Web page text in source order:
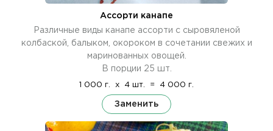
Ассорти канапе
Различные виды канапе ассорти с сыровяленой
колбаской, балыком, окороком в сочетании свежих и
маринованных овощей.
В порции 25 шт.
1 000 г. x 4 шт. = 4 000 г.
Заменить